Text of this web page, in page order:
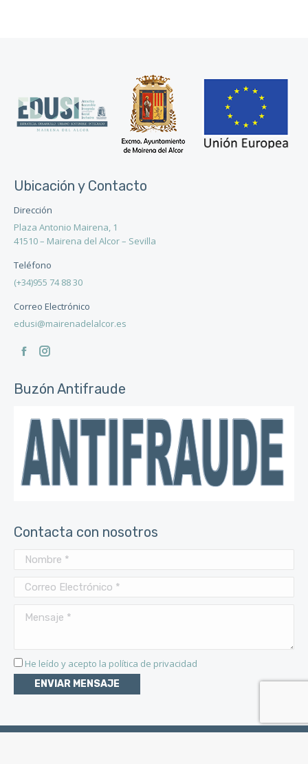
Ubicación y Contacto
Dirección
Plaza Antonio Mairena, 1
41510 – Mairena del Alcor – Sevilla
Teléfono
(+34)955 74 88 30
Correo Electrónico
edusi@mairenadelalcor.es
Encuéntranos en:
Facebook
opens
new
window
Instagram
opens
new
window
Buzón Antifraude
Contacta con nosotros
He leído y acepto la política de privacidad